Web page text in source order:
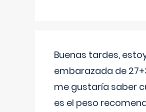
Buenas tardes,
embarazada de
me gustaría saber
es el peso